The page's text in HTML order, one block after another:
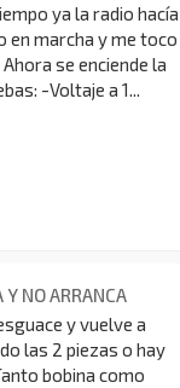
ya la radio hacía
en marcha y me toco
se enciende la
-Voltaje a 1...
Y NO ARRANCA
y vuelve a
las 2 piezas o hay
bobina como